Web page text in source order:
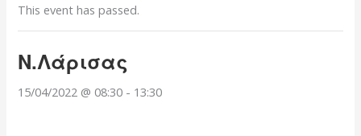
This event has passed.
Ν.Λάρισας
15/04/2022 @ 08:30 - 13:30